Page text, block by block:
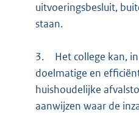
uitvoeringsbesluit,
staan.
3.
Het college kan,
doelmatige en
huishoudelijke
aanwijzen waar de